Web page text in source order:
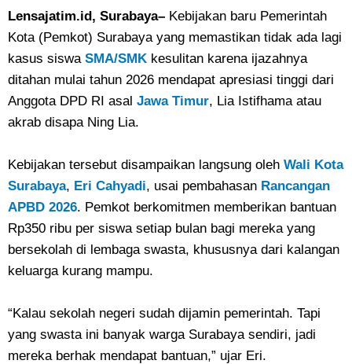
Lensajatim.id, Surabaya– Kebijakan baru Pemerintah
Kota (Pemkot) Surabaya yang memastikan tidak ada lagi
kasus siswa SMA/SMK kesulitan karena ijazahnya
ditahan mulai tahun 2026 mendapat apresiasi tinggi dari
Anggota DPD RI asal Jawa Timur, Lia Istifhama atau
akrab disapa Ning Lia.
Kebijakan tersebut disampaikan langsung oleh Wali Kota
Surabaya, Eri Cahyadi, usai pembahasan Rancangan
APBD 2026. Pemkot berkomitmen memberikan bantuan
Rp350 ribu per siswa setiap bulan bagi mereka yang
bersekolah di lembaga swasta, khususnya dari kalangan
keluarga kurang mampu.
“Kalau sekolah negeri sudah dijamin pemerintah. Tapi
yang swasta ini banyak warga Surabaya sendiri, jadi
mereka berhak mendapat bantuan,” ujar Eri.